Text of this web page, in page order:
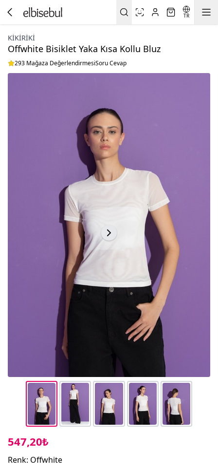
TR
KIKIRIKI
Offwhite Bisiklet Yaka Kısa Kollu Bluz
293 Mağaza DeğerlendirmesiSoru Cevap
547,20₺
Renk: Offwhite